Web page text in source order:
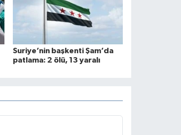
Suriye’nin başkenti Şam’da
patlama: 2 ölü, 13 yaralı